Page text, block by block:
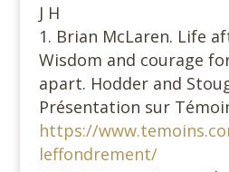
J H
Brian McLaren. Life
Wisdom and courage
apart. Hodder and
Présentation sur
https://
leffondrement/